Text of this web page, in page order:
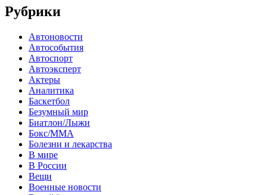
Рубрики
Автоновости
Автособытия
Автоспорт
Автоэксперт
Актеры
Аналитика
Баскетбол
Безумный мир
Биатлон/Лыжи
Бокс/MMA
Болезни и лекарства
В мире
В России
Вещи
Военные новости